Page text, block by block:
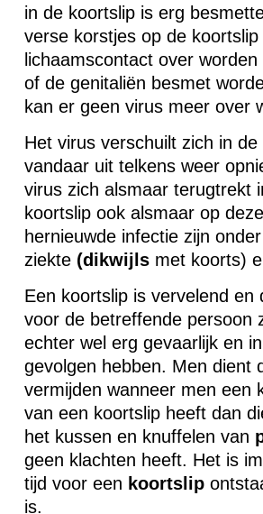
in de koortslip is erg
verse korstjes op de
lichaamscontact over
of de genitaliën besmet
kan er geen virus meer over
Het virus verschuilt zich in de
vandaar uit telkens weer
virus zich alsmaar terugtrekt
koortslip ook alsmaar op
hernieuwde infectie zijn
ziekte (dikwijlsmet koorts)
Een koortslip is vervelend
voor de betreffende persoon
echter wel erg gevaarlijk en
gevolgen hebben. Men dient
vermijden wanneer men een
van een koortslip heeft dan
het kussen en knuffelen van
geen klachten heeft. Het is
tijd voor een koortslip
is.